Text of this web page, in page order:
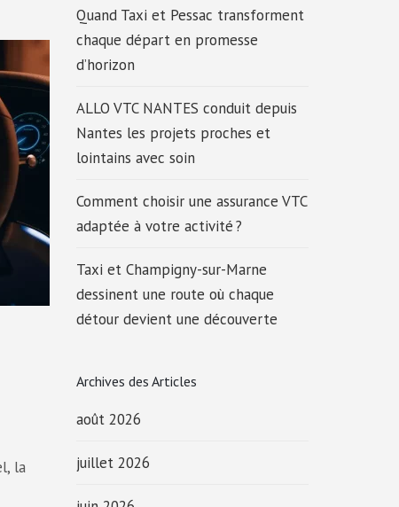
la
Quand Taxi et Pessac transforment
chaque départ en promesse
d’horizon
ALLO VTC NANTES conduit depuis
Nantes les projets proches et
lointains avec soin
Comment choisir une assurance VTC
adaptée à votre activité ?
Taxi et Champigny-sur-Marne
dessinent une route où chaque
détour devient une découverte
Archives des Articles
août 2026
juillet 2026